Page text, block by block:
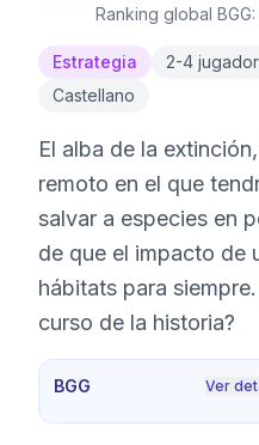
Ranking global BGG:
Estrategia 2-4
Castellano
El alba de la
remoto en el que
salvar a especies en
de que el impacto de
hábitats para
curso de la historia?
BGG Ver